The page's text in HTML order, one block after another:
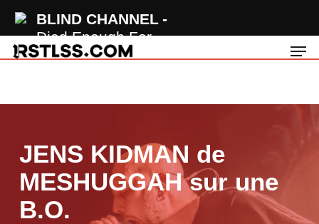
BLIND CHANNEL
Died Enough For
You
main
JENS KIDMAN de
MESHUGGAH sur une
B.O.